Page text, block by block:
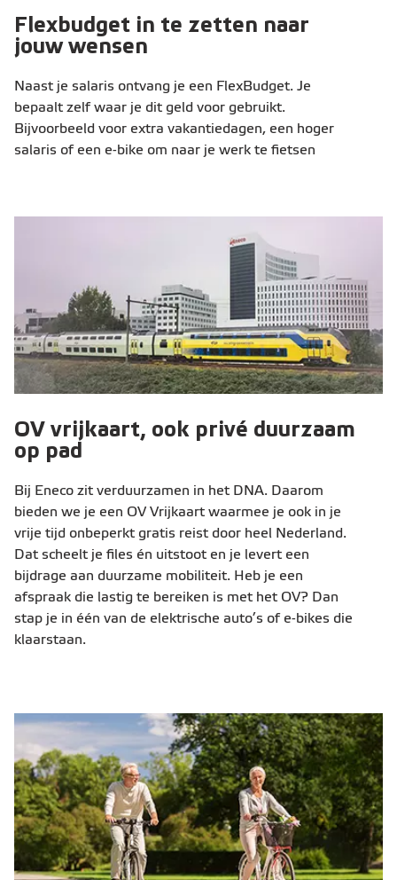
Flexbudget in te zetten naar
jouw wensen
Naast je salaris ontvang je een FlexBudget. Je
bepaalt zelf waar je dit geld voor gebruikt.
Bijvoorbeeld voor extra vakantiedagen, een hoger
salaris of een e-bike om naar je werk te fietsen
OV vrijkaart, ook privé duurzaam
op pad
Bij Eneco zit verduurzamen in het DNA. Daarom
bieden we je een OV Vrijkaart waarmee je ook in je
vrije tijd onbeperkt gratis reist door heel Nederland.
Dat scheelt je files én uitstoot en je levert een
bijdrage aan duurzame mobiliteit. Heb je een
afspraak die lastig te bereiken is met het OV? Dan
stap je in één van de elektrische auto’s of e-bikes die
klaarstaan.